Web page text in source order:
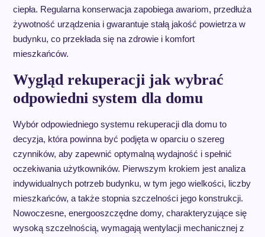
ciepła. Regularna konserwacja zapobiega awariom, przedłuża
żywotność urządzenia i gwarantuje stałą jakość powietrza w
budynku, co przekłada się na zdrowie i komfort
mieszkańców.
Wygląd rekuperacji jak wybrać
odpowiedni system dla domu
Wybór odpowiedniego systemu rekuperacji dla domu to
decyzja, która powinna być podjęta w oparciu o szereg
czynników, aby zapewnić optymalną wydajność i spełnić
oczekiwania użytkowników. Pierwszym krokiem jest analiza
indywidualnych potrzeb budynku, w tym jego wielkości, liczby
mieszkańców, a także stopnia szczelności jego konstrukcji.
Nowoczesne, energooszczędne domy, charakteryzujące się
wysoką szczelnością, wymagają wentylacji mechanicznej z